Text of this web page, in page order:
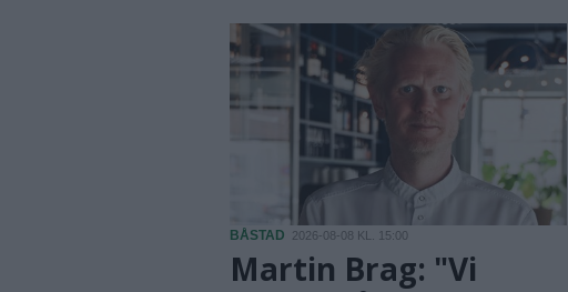
BÅSTAD 2026-08-08 KL. 15:00
Martin Brag: "Vi